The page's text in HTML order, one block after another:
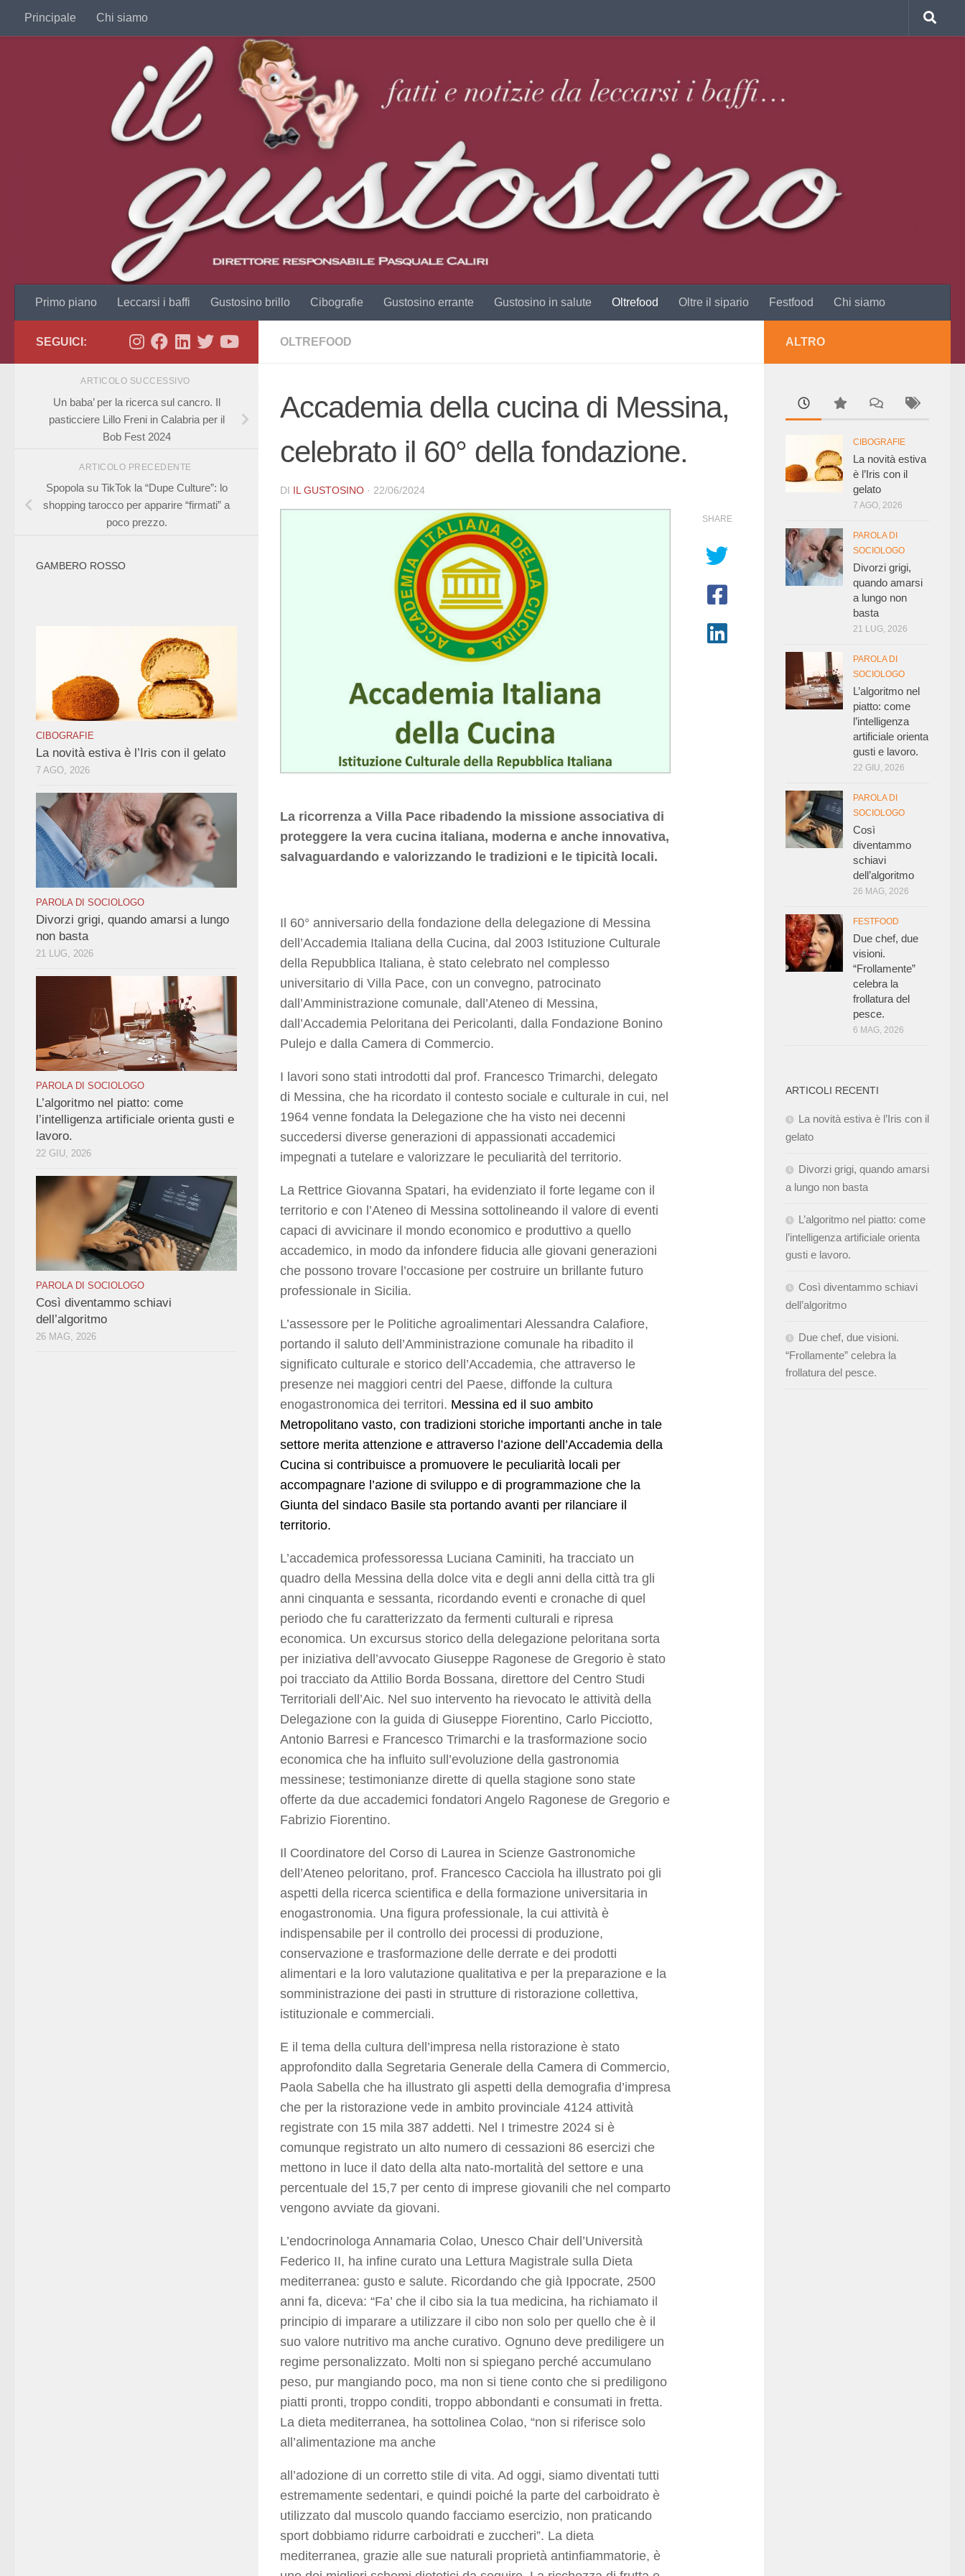
Salta al contenuto
Principale Chi siamo
Primo piano Leccarsi i baffi Gustosino brillo Cibografie Gustosino errante Gustosino in salute Oltrefood Oltre il sipario Festfood Chi siamo
OLTREFOOD
Accademia della cucina di Messina,
celebrato il 60° della fondazione.
DI IL GUSTOSINO · 22/06/2024
La ricorrenza a Villa Pace ribadendo la missione associativa di
proteggere la vera cucina italiana, moderna e anche innovativa,
salvaguardando e valorizzando le tradizioni e le tipicità locali.
Il 60° anniversario della fondazione della delegazione di Messina
dell’Accademia Italiana della Cucina, dal 2003 Istituzione Culturale
della Repubblica Italiana, è stato celebrato nel complesso
universitario di Villa Pace, con un convegno, patrocinato
dall’Amministrazione comunale, dall’Ateneo di Messina,
dall’Accademia Peloritana dei Pericolanti, dalla Fondazione Bonino
Pulejo e dalla Camera di Commercio.
I lavori sono stati introdotti dal prof. Francesco Trimarchi, delegato
di Messina, che ha ricordato il contesto sociale e culturale in cui, nel
1964 venne fondata la Delegazione che ha visto nei decenni
succedersi diverse generazioni di appassionati accademici
impegnati a tutelare e valorizzare le peculiarità del territorio.
La Rettrice Giovanna Spatari, ha evidenziato il forte legame con il
territorio e con l’Ateneo di Messina sottolineando il valore di eventi
capaci di avvicinare il mondo economico e produttivo a quello
accademico, in modo da infondere fiducia alle giovani generazioni
che possono trovare l’occasione per costruire un brillante futuro
professionale in Sicilia.
L’assessore per le Politiche agroalimentari Alessandra Calafiore,
portando il saluto dell’Amministrazione comunale ha ribadito il
significato culturale e storico dell’Accademia, che attraverso le
presenze nei maggiori centri del Paese, diffonde la cultura
enogastronomica dei territori. Messina ed il suo ambito
Metropolitano vasto, con tradizioni storiche importanti anche in tale
settore merita attenzione e attraverso l’azione dell’Accademia della
Cucina si contribuisce a promuovere le peculiarità locali per
accompagnare l’azione di sviluppo e di programmazione che la
Giunta del sindaco Basile sta portando avanti per rilanciare il
territorio.
L’accademica professoressa Luciana Caminiti, ha tracciato un
quadro della Messina della dolce vita e degli anni della città tra gli
anni cinquanta e sessanta, ricordando eventi e cronache di quel
periodo che fu caratterizzato da fermenti culturali e ripresa
economica. Un excursus storico della delegazione peloritana sorta
per iniziativa dell’avvocato Giuseppe Ragonese de Gregorio è stato
poi tracciato da Attilio Borda Bossana, direttore del Centro Studi
Territoriali dell’Aic. Nel suo intervento ha rievocato le attività della
Delegazione con la guida di Giuseppe Fiorentino, Carlo Picciotto,
Antonio Barresi e Francesco Trimarchi e la trasformazione socio
economica che ha influito sull’evoluzione della gastronomia
messinese; testimonianze dirette di quella stagione sono state
offerte da due accademici fondatori Angelo Ragonese de Gregorio e
Fabrizio Fiorentino.
Il Coordinatore del Corso di Laurea in Scienze Gastronomiche
dell’Ateneo peloritano, prof. Francesco Cacciola ha illustrato poi gli
aspetti della ricerca scientifica e della formazione universitaria in
enogastronomia. Una figura professionale, la cui attività è
indispensabile per il controllo dei processi di produzione,
conservazione e trasformazione delle derrate e dei prodotti
alimentari e la loro valutazione qualitativa e per la preparazione e la
somministrazione dei pasti in strutture di ristorazione collettiva,
istituzionale e commerciali.
E il tema della cultura dell’impresa nella ristorazione è stato
approfondito dalla Segretaria Generale della Camera di Commercio,
Paola Sabella che ha illustrato gli aspetti della demografia d’impresa
che per la ristorazione vede in ambito provinciale 4124 attività
registrate con 15 mila 387 addetti. Nel I trimestre 2024 si è
comunque registrato un alto numero di cessazioni 86 esercizi che
mettono in luce il dato della alta nato-mortalità del settore e una
percentuale del 15,7 per cento di imprese giovanili che nel comparto
vengono avviate da giovani.
L’endocrinologa Annamaria Colao, Unesco Chair dell’Università
Federico II, ha infine curato una Lettura Magistrale sulla Dieta
mediterranea: gusto e salute. Ricordando che già Ippocrate, 2500
anni fa, diceva: “Fa’ che il cibo sia la tua medicina, ha richiamato il
principio di imparare a utilizzare il cibo non solo per quello che è il
suo valore nutritivo ma anche curativo. Ognuno deve prediligere un
regime personalizzato. Molti non si spiegano perché accumulano
peso, pur mangiando poco, ma non si tiene conto che si prediligono
piatti pronti, troppo conditi, troppo abbondanti e consumati in fretta.
La dieta mediterranea, ha sottolinea Colao, “non si riferisce solo
all’alimentazione ma anche
all’adozione di un corretto stile di vita. Ad oggi, siamo diventati tutti
estremamente sedentari, e quindi poiché la parte del carboidrato è
utilizzato dal muscolo quando facciamo esercizio, non praticando
sport dobbiamo ridurre carboidrati e zuccheri”. La dieta
mediterranea, grazie alle sue naturali proprietà antinfiammatorie, è
SHARE
SEGUICI:
ARTICOLO SUCCESSIVO
Un baba’ per la ricerca sul cancro. Il
pasticciere Lillo Freni in Calabria per il
Bob Fest 2024
ARTICOLO PRECEDENTE
Spopola su TikTok la “Dupe Culture”: lo
shopping tarocco per apparire “firmati” a
poco prezzo.
GAMBERO ROSSO
CIBOGRAFIE
La novità estiva è l’Iris con il gelato
7 AGO, 2026
PAROLA DI SOCIOLOGO
Divorzi grigi, quando amarsi a lungo
non basta
21 LUG, 2026
PAROLA DI SOCIOLOGO
L’algoritmo nel piatto: come
l’intelligenza artificiale orienta gusti e
lavoro.
22 GIU, 2026
PAROLA DI SOCIOLOGO
Così diventammo schiavi
dell’algoritmo
26 MAG, 2026
ALTRO
CIBOGRAFIE
La novità estiva
è l’Iris con il
gelato
7 AGO, 2026
PAROLA DI
SOCIOLOGO
Divorzi grigi,
quando amarsi
a lungo non
basta
21 LUG, 2026
PAROLA DI
SOCIOLOGO
L’algoritmo nel
piatto: come
l’intelligenza
artificiale orienta
gusti e lavoro.
22 GIU, 2026
PAROLA DI
SOCIOLOGO
Così
diventammo
schiavi
dell’algoritmo
26 MAG, 2026
FESTFOOD
Due chef, due
visioni.
“Frollamente”
celebra la
frollatura del
pesce.
6 MAG, 2026
ARTICOLI RECENTI
La novità estiva è l’Iris con il
gelato
Divorzi grigi, quando amarsi
a lungo non basta
L’algoritmo nel piatto: come
l’intelligenza artificiale orienta
gusti e lavoro.
Così diventammo schiavi
dell’algoritmo
Due chef, due visioni.
“Frollamente” celebra la
frollatura del pesce.